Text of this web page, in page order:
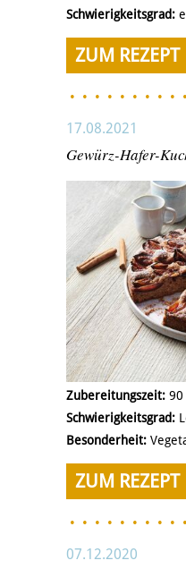
Schwierigkeitsgrad:
ZUM REZEPT
17.08.2021
Gewürz-Hafer-
Zubereitungszeit:
Schwierigkeitsgrad:
Besonderheit:
ZUM REZEPT
07.12.2020